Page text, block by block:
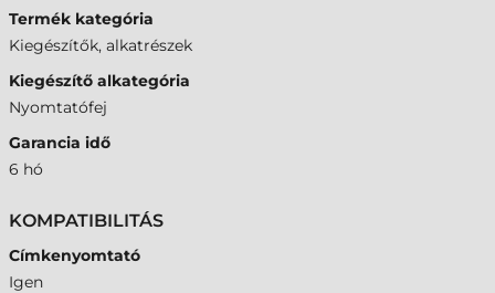
Termék kategória
Kiegészítők, alkatrészek
Kiegészítő alkategória
Nyomtatófej
Garancia idő
6 hó
KOMPATIBILITÁS
Címkenyomtató
Igen